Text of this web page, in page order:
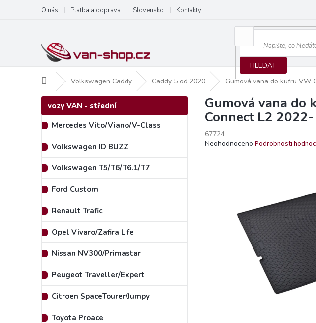
obsah
O nás Platba a doprava Slovensko Kontakty
HLEDAT
Domů Volkswagen Caddy Caddy 5 od 2020 Gumová vana do kufru VW
P
o
s
t
r
a
n
n
í
p
a
n
e
l
Přeskočit
kategorie
vozy VAN - střední
Mercedes Vito/Viano/V-Class
Volkswagen ID BUZZ
Volkswagen T5/T6/T6.1/T7
Ford Custom
Renault Trafic
Opel Vivaro/Zafira Life
Nissan NV300/Primastar
Peugeot Traveller/Expert
Citroen SpaceTourer/Jumpy
Toyota Proace
Gumová vana do
Connect L2 2022-
67724
Průměrné
Neohodnoceno Podrobnosti